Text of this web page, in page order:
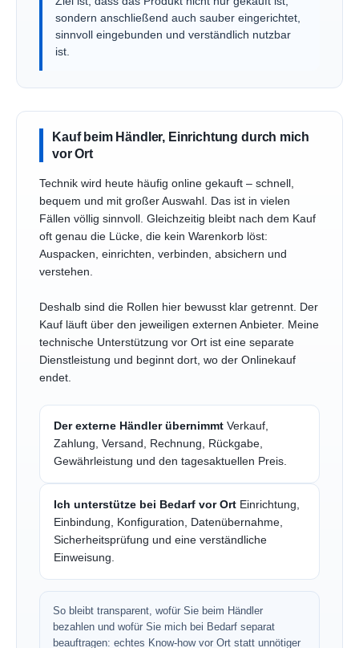
sondern anschließend auch sauber eingerichtet,
sinnvoll eingebunden und verständlich nutzbar
ist.
Kauf beim Händler, Einrichtung durch mich
vor Ort
Technik wird heute häufig online gekauft – schnell,
bequem und mit großer Auswahl. Das ist in vielen
Fällen völlig sinnvoll. Gleichzeitig bleibt nach dem Kauf
oft genau die Lücke, die kein Warenkorb löst:
Auspacken, einrichten, verbinden, absichern und
verstehen.
Deshalb sind die Rollen hier bewusst klar getrennt. Der
Kauf läuft über den jeweiligen externen Anbieter. Meine
technische Unterstützung vor Ort ist eine separate
Dienstleistung und beginnt dort, wo der Onlinekauf
endet.
Der externe Händler übernimmt Verkauf,
Zahlung, Versand, Rechnung, Rückgabe,
Gewährleistung und den tagesaktuellen Preis.
Ich unterstütze bei Bedarf vor Ort Einrichtung,
Einbindung, Konfiguration, Datenübernahme,
Sicherheitsprüfung und eine verständliche
Einweisung.
So bleibt transparent, wofür Sie beim Händler
bezahlen und wofür Sie mich bei Bedarf separat
beauftragen: echtes Know-how vor Ort statt unnötiger